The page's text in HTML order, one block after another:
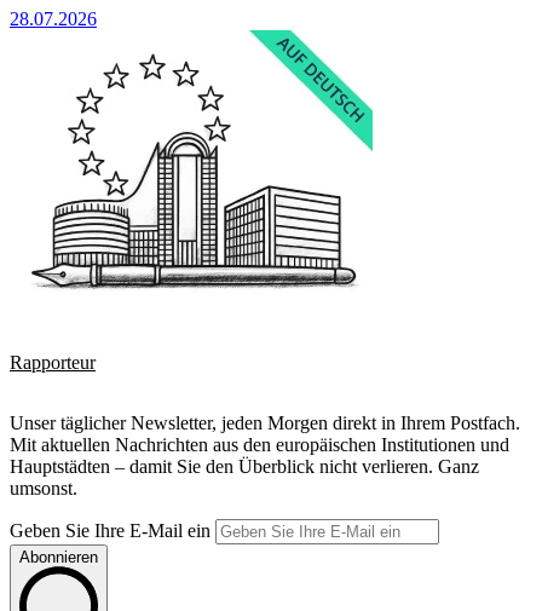
28.07.2026
Rapporteur
Unser täglicher Newsletter, jeden Morgen direkt in Ihrem Postfach.
Mit aktuellen Nachrichten aus den europäischen Institutionen und
Hauptstädten – damit Sie den Überblick nicht verlieren. Ganz
umsonst.
Geben Sie Ihre E-Mail ein
Abonnieren